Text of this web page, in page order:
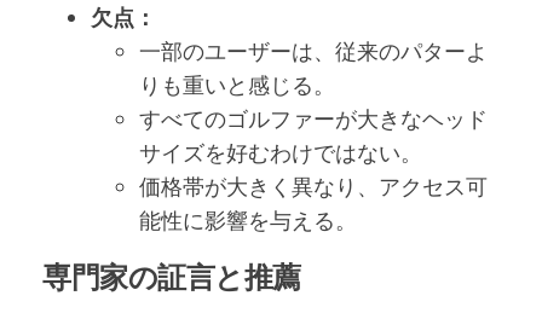
欠点：
一部のユーザーは、従来のパターよ
りも重いと感じる。
すべてのゴルファーが大きなヘッド
サイズを好むわけではない。
価格帯が大きく異なり、アクセス可
能性に影響を与える。
専門家の証言と推薦